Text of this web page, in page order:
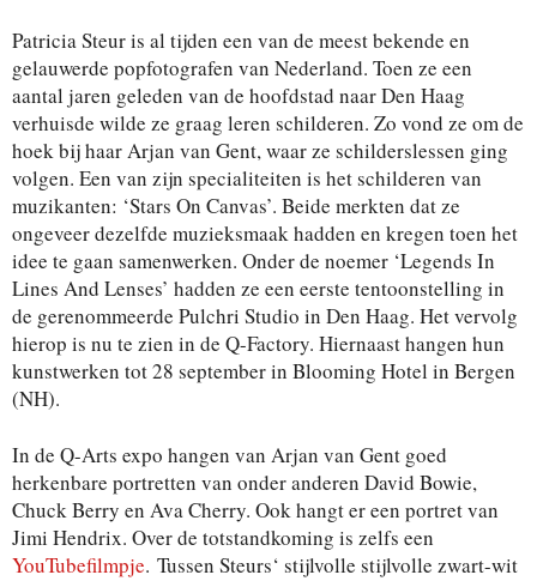
Patricia Steur is al tijden een van de meest bekende en
gelauwerde popfotografen van Nederland. Toen ze een
aantal jaren geleden van de hoofdstad naar Den Haag
verhuisde wilde ze graag leren schilderen. Zo vond ze om de
hoek bij haar Arjan van Gent, waar ze schilderslessen ging
volgen. Een van zijn specialiteiten is het schilderen van
muzikanten: ‘Stars On Canvas’. Beide merkten dat ze
ongeveer dezelfde muzieksmaak hadden en kregen toen het
idee te gaan samenwerken. Onder de noemer ‘Legends In
Lines And Lenses’ hadden ze een eerste tentoonstelling in
de gerenommeerde Pulchri Studio in Den Haag. Het vervolg
hierop is nu te zien in de Q-Factory. Hiernaast hangen hun
kunstwerken tot 28 september in Blooming Hotel in Bergen
(NH).
In de Q-Arts expo hangen van Arjan van Gent goed
herkenbare portretten van onder anderen David Bowie,
Chuck Berry en Ava Cherry. Ook hangt er een portret van
Jimi Hendrix. Over de totstandkoming is zelfs een
YouTubefilmpje. Tussen Steurs‘ stijlvolle stijlvolle zwart-wit